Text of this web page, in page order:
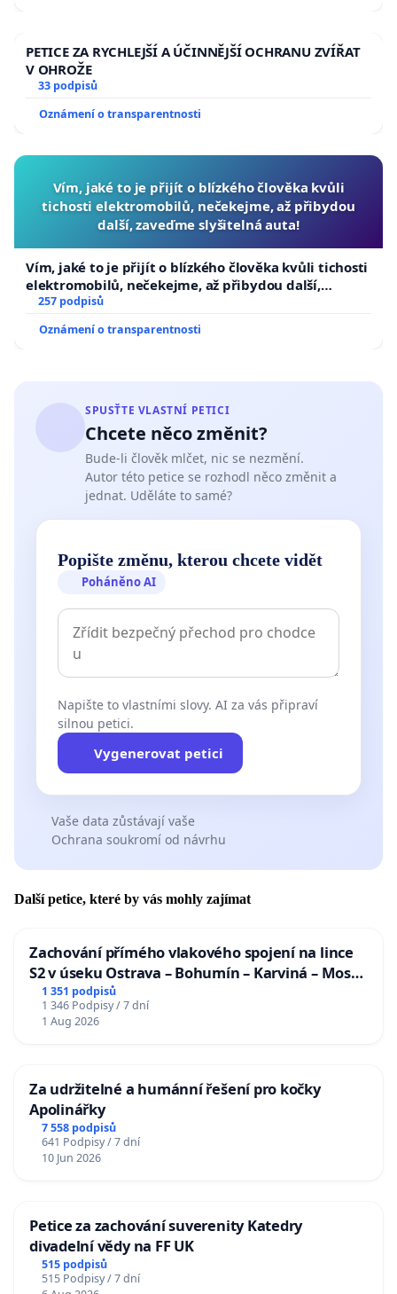
PETICE ZA RYCHLEJŠÍ A ÚČINNĚJŠÍ OCHRANU ZVÍŘAT
V OHROŽE
33 podpisů
Oznámení o transparentnosti
Vím, jaké to je přijít o blízkého člověka kvůli
tichosti elektromobilů, nečekejme, až přibydou
další, zaveďme slyšitelná auta!
Vím, jaké to je přijít o blízkého člověka kvůli tichosti
elektromobilů, nečekejme, až přibydou další,
zaveďme slyšitelná auta!
257 podpisů
Oznámení o transparentnosti
SPUSŤTE VLASTNÍ PETICI
Chcete něco změnit?
Bude-li člověk mlčet, nic se nezmění.
Autor této petice se rozhodl něco změnit a
jednat. Uděláte to samé?
Popište změnu, kterou chcete vidět
Poháněno AI
Napište to vlastními slovy. AI za vás připraví
silnou petici.
Vygenerovat petici
Vaše data zůstávají vaše
Ochrana soukromí od návrhu
Další petice, které by vás mohly zajímat
Zachování přímého vlakového spojení na lince
S2 v úseku Ostrava – Bohumín – Karviná – Mosty
u Jablunkova
1 351 podpisů
1 346 Podpisy / 7 dní
1 Aug 2026
Za udržitelné a humánní řešení pro kočky
Apolinářky
7 558 podpisů
641 Podpisy / 7 dní
10 Jun 2026
Petice za zachování suverenity Katedry
divadelní vědy na FF UK
515 podpisů
515 Podpisy / 7 dní